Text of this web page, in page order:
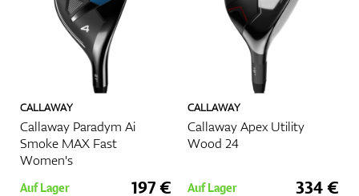
CALLAWAY
Callaway Paradym Ai
Smoke MAX Fast
Women's
Auf Lager 197 €
CALLAWAY
Callaway Apex Utility
Wood 24
Auf Lager 334 €